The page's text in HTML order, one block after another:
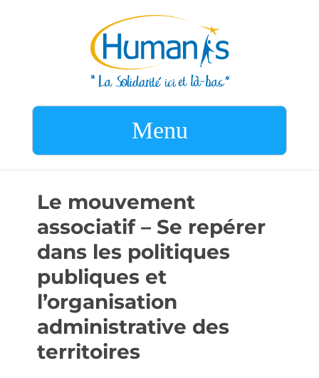
Menu
Le mouvement
associatif – Se repérer
dans les politiques
publiques et
l’organisation
administrative des
territoires